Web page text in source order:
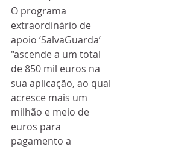
O programa
extraordinário de
apoio ‘SalvaGuarda’
"ascende a um total
de 850 mil euros na
sua aplicação, ao qual
acresce mais um
milhão e meio de
euros para
pagamento a